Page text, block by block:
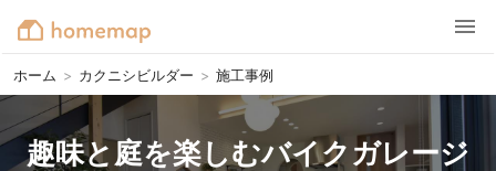
ホーム > カクニシビルダー > 施工事例
趣味と庭を楽しむバイクガレージ